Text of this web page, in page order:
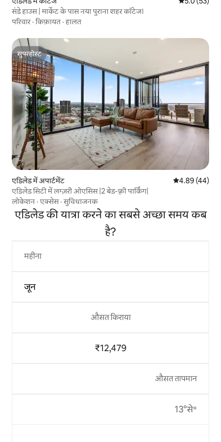
संडे हाउस | मार्केट के पास नया पुराना शहर कॉटेज।
परिवार ·किफ़ायत ·हालत
सुपरहोस्ट
सुपरहोस्ट
एडिलेड में अपार्टमेंट औसत रेटिंग 5 में
4.89 (44)
एडिलेड सिटी में लग्ज़री ओएसिस |2 बेड-फ़्री पार्किंग|
लोकेशन ·एक्सेस·सुविधाजनक
एडिलेड की यात्रा करने का सबसे अच्छा समय कब
है?
महीना
जून
औसत किराया
₹12,479
औसत तापमान
13°से॰